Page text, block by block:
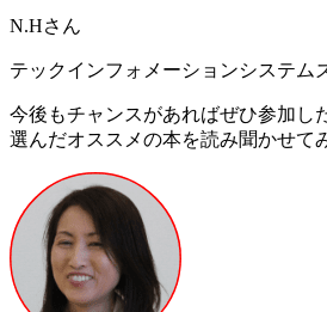
N.Hさん
テックインフォメーションシステム
今後もチャンスがあればぜひ参加し
選んだオススメの本を読み聞かせて